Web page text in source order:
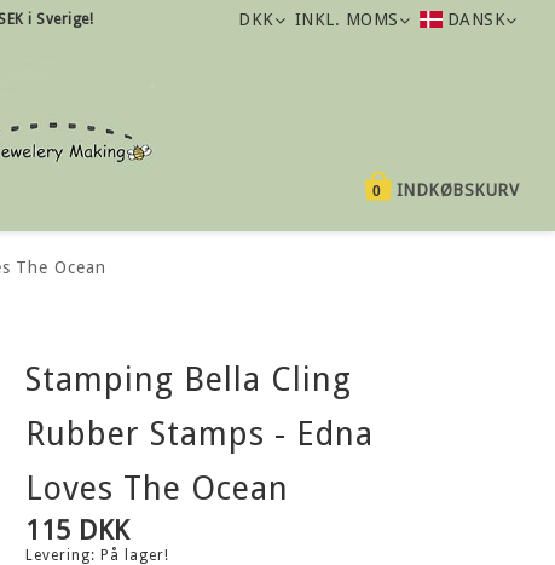
i Sverige! DKK INKL. MOMS DANSK
INDKØBSKURV
0
The Ocean
Stamping Bella Cling
Rubber Stamps - Edna
Loves The Ocean
115 DKK
Levering: På lager!